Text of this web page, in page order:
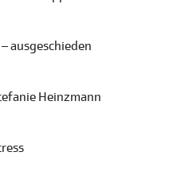
ausgeschieden
Heinzmann